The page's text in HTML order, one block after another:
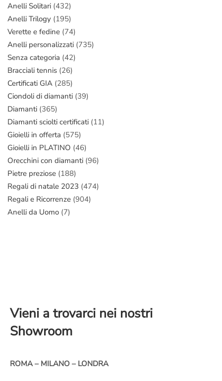
Anelli Solitari (432)
Anelli Trilogy (195)
Verette e fedine (74)
Anelli personalizzati (735)
Senza categoria (42)
Bracciali tennis (26)
Certificati GIA (285)
Ciondoli di diamanti (39)
Diamanti (365)
Diamanti sciolti certificati (11)
Gioielli in offerta (575)
Gioielli in PLATINO (46)
Orecchini con diamanti (96)
Pietre preziose (188)
Regali di natale 2023 (474)
Regali e Ricorrenze (904)
Anelli da Uomo (7)
Vieni a trovarci nei nostri
Showroom
ROMA – MILANO – LONDRA